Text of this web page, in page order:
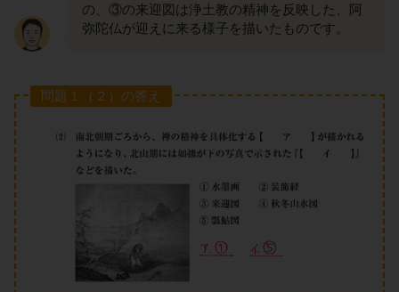
の、③の来迎図は浄土教の精神を反映した、阿
弥陀仏が迎えに来る様子を描いたものです。
問題１（２）の答え